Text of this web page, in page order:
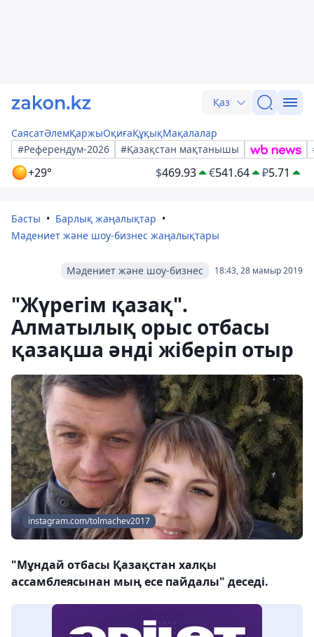
Қаз
СаясатӘлемҚаржыОқиғаҚұқықМақалалар
#Референдум-2026
#Қазақстан мақтанышы
+29° $469.93 €541.64 ₽5.71
Басты
Барлық жаңалықтар
Мәдениет және шоу-бизнес жаңалықтары
18:43, 28 мамыр 2019
Мәдениет және шоу-бизнес
"Жүрегім қазақ".
Алматылық орыс отбасы
қазақша әнді жіберіп отыр
instagram.com/tolmachev2017
"Мұндай отбасы Қазақстан халқы
ассамблеясынан мың есе пайдалы" деседі.